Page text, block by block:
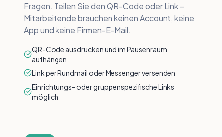
Fragen. Teilen Sie den QR-Code oder Link –
Mitarbeitende brauchen keinen Account, keine
App und keine Firmen-E-Mail.
QR-Code ausdrucken und im Pausenraum
aufhängen
Link per Rundmail oder Messenger versenden
Einrichtungs- oder gruppenspezifische Links
möglich